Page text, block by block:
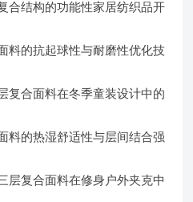
合结构的功能性家居纺织品开
料的抗起球性与耐磨性优化技
复合面料在冬季童装设计中的
料的热湿舒适性与层间结合强
层复合面料在修身户外夹克中